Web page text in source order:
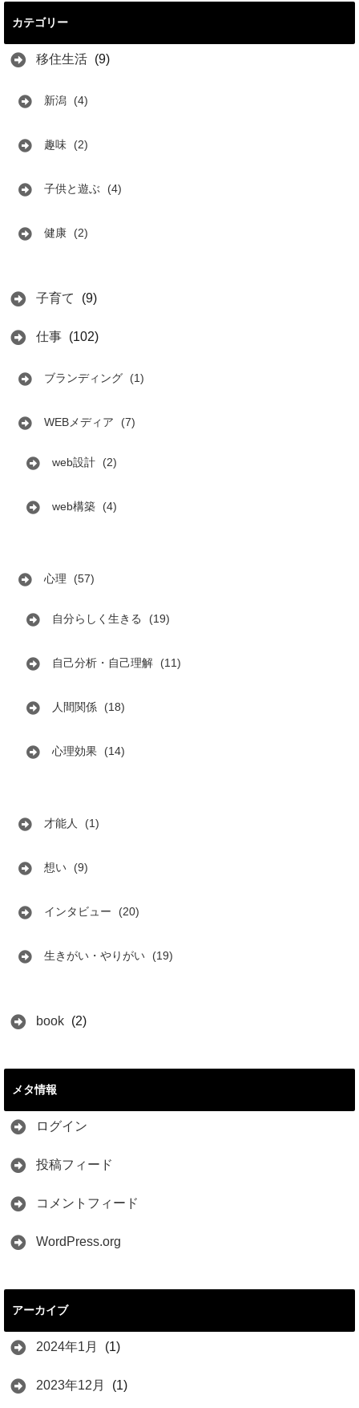
カテゴリー
移住生活 (9)
新潟 (4)
趣味 (2)
子供と遊ぶ (4)
健康 (2)
子育て (9)
仕事 (102)
ブランディング (1)
WEBメディア (7)
web設計 (2)
web構築 (4)
心理 (57)
自分らしく生きる (19)
自己分析・自己理解 (11)
人間関係 (18)
心理効果 (14)
才能人 (1)
想い (9)
インタビュー (20)
生きがい・やりがい (19)
book (2)
メタ情報
ログイン
投稿フィード
コメントフィード
WordPress.org
アーカイブ
2024年1月 (1)
2023年12月 (1)